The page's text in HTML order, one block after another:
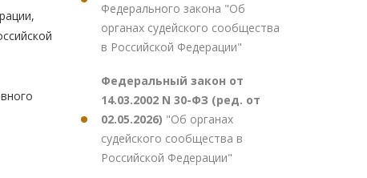
Федерального закона "Об
органах судейского сообщества
в Российской Федерации"
Федеральный закон от
14.03.2002 N 30-ФЗ (ред. от
02.05.2026) "Об органах
судейского сообщества в
Российской Федерации"